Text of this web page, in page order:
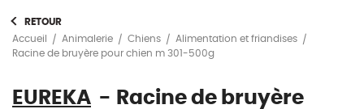
RETOUR
Accueil
Animalerie Chiens
Alimentation et friandises
Racine de bruyère pour chien m 301-500g
EUREKA
Racine de bruyère